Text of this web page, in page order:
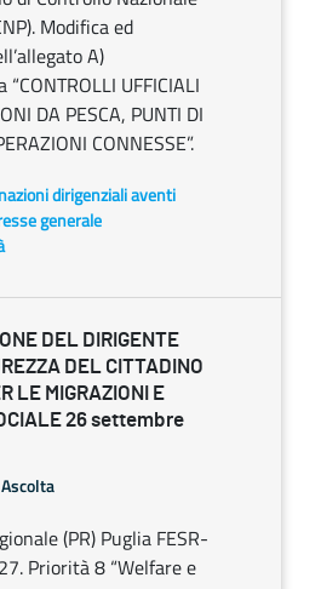
Modifica ed
A)
UFFICIALI
DA PESCA, PUNTI DI
CONNESSE”.
dirigenziali aventi
generale
DEL DIRIGENTE
DEL CITTADINO
LE MIGRAZIONI E
26 settembre
Ascolta
(PR) Puglia FESR-
Priorità 8 “Welfare e